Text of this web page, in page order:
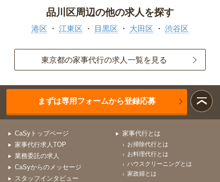
品川区周辺の他の求人を探す
港区 江東区 目黒区 大田区 渋谷区
東京都の家事代行の求人一覧を見る
まずは専用フォームから登録応募
CaSyトップページ
家事代行求人TOP
業務委託の求人
CaSyからのメッセージ
スタッフインタビュー
家事代行とは
お掃除代行とは
お料理代行とは
ハウスクリーニングとは
家政婦とは